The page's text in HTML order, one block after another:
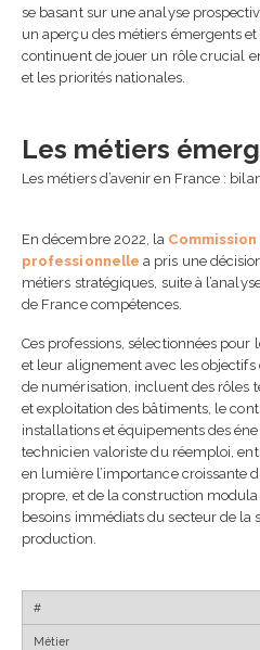
se basant sur une analyse
un aperçu des métiers émergents et
continuent de jouer un rôle crucial
et les priorités nationales.
Les métiers
Les métiers d’avenir en France :
En décembre 2022, la
professionnelle a pris une
métiers stratégiques, suite à
de France compétences.
Ces professions, sélectionnées
et leur alignement avec les
de numérisation, incluent des rôles
et exploitation des bâtiments, le
installations et équipements des
technicien valoriste du réemploi,
en lumière l’importance croissante
propre, et de la construction
besoins immédiats du secteur de la
production.
24
24